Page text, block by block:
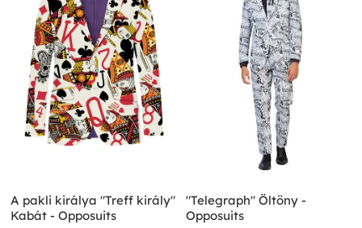
A pakli királya "Treff király"
Kabát - Opposuits
"Telegraph" Öltöny -
Opposuits